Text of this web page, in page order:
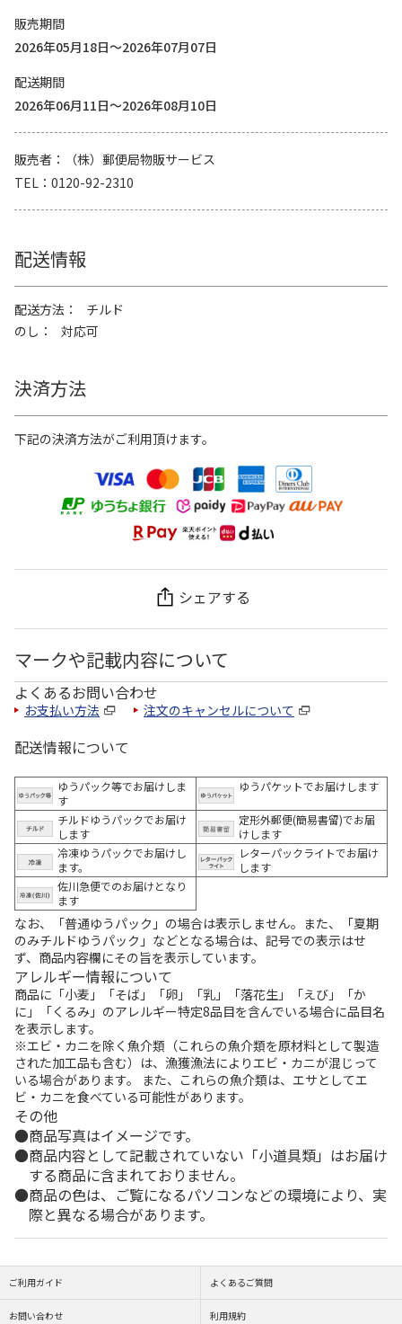
販売期間
2026年05月18日～2026年07月07日
配送期間
2026年06月11日～2026年08月10日
販売者
（株）郵便局物販サービス
TEL
0120-92-2310
配送情報
配送方法
チルド
のし
対応可
決済方法
下記の決済方法がご利用頂けます。
シェアする
マークや記載内容について
よくあるお問い合わせ
お支払い方法 注文のキャンセルについて
配送情報について
ゆうパック等でお届けしま
す
ゆうパケットでお届けします
チルドゆうパックでお届け
します
定形外郵便(簡易書留)でお届
けします
冷凍ゆうパックでお届けし
ます。
レターパックライトでお届け
します
佐川急便でのお届けとなり
ます
なお、「普通ゆうパック」の場合は表示しません。また、「夏期
のみチルドゆうパック」などとなる場合は、記号での表示はせ
ず、商品内容欄にその旨を表示しています。
アレルギー情報について
商品に「小麦」「そば」「卵」「乳」「落花生」「えび」「か
に」「くるみ」のアレルギー特定8品目を含んでいる場合に品目名
を表示します。
※エビ・カニを除く魚介類（これらの魚介類を原材料として製造
された加工品も含む）は、漁獲漁法によりエビ・カニが混じって
いる場合があります。 また、これらの魚介類は、エサとしてエ
ビ・カニを食べている可能性があります。
その他
商品写真はイメージです。
商品内容として記載されていない「小道具類」はお届け
する商品に含まれておりません。
商品の色は、ご覧になるパソコンなどの環境により、実
際と異なる場合があります。
ご利用ガイド よくあるご質問
お問い合わせ 利用規約